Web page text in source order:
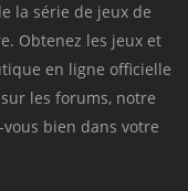
la série de jeux de
Obtenez les jeux et
en ligne officielle
les forums, notre
bien dans votre